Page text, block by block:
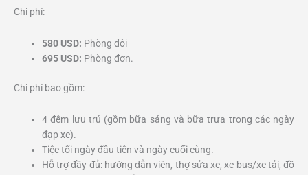
Chi phí:
580 USD: Phòng đôi
695 USD: Phòng đơn.
Chi phí bao gồm:
4 đêm lưu trú (gồm bữa sáng và bữa trưa trong các ngày
đạp xe).
Tiệc tối ngày đầu tiên và ngày cuối cùng.
Hỗ trợ đầy đủ: hướng dẫn viên, thợ sửa xe, xe bus/xe tải, đồ